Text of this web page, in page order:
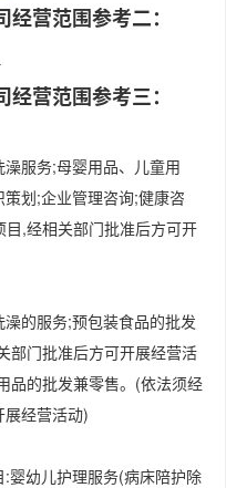
经营范围参考二：
经营范围参考三：
服务;母婴用品、儿童用
划;企业管理咨询;健康咨
,经相关部门批准后方可开
的服务;预包装食品的批发
部门批准后方可开展经营活
品的批发兼零售。(依法须经
经营活动)
婴幼儿护理服务(病床陪护除